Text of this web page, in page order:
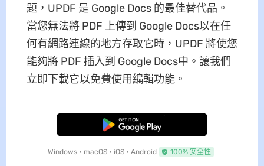
題，UPDF 是 Google Docs 的最佳替代品。
當您無法將 PDF 上傳到 Google Docs以在任
何有網路連線的地方存取它時，UPDF 將使您
能夠將 PDF 插入到 Google Docs中。讓我們
立即下載它以免費使用編輯功能。
免費下載
Windows • macOS • iOS • Android 100% 安全性